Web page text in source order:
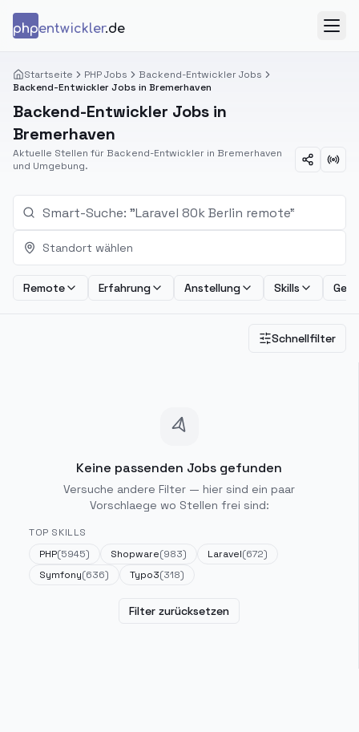
phpentwickler.de
Startseite PHP Jobs
Backend-Entwickler Jobs
Backend-Entwickler Jobs in Bremerhaven
Backend-Entwickler Jobs in
Bremerhaven
Aktuelle Stellen für Backend-Entwickler in Bremerhaven
und Umgebung.
Standort wählen
Remote Erfahrung Anstellung Skills
Schnellfilter
Keine passenden Jobs gefunden
Versuche andere Filter — hier sind ein paar
Vorschlaege wo Stellen frei sind:
TOP SKILLS
PHP(5945) Shopware(983) Laravel(672)
Symfony(636) Typo3(318)
Filter zurücksetzen